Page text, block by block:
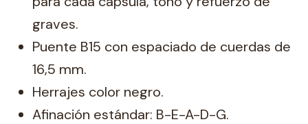
graves.
Puente B15 con espaciado de cuerdas de
16,5 mm.
Herrajes color negro.
Afinación estándar: B-E-A-D-G.